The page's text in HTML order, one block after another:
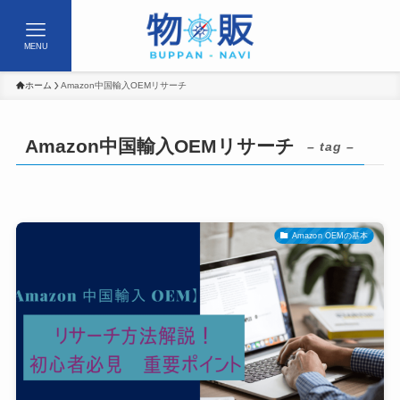
MENU
ホーム Amazon中国輸入OEMリサーチ
Amazon中国輸入OEMリサーチ – tag –
Amazon OEMの基本